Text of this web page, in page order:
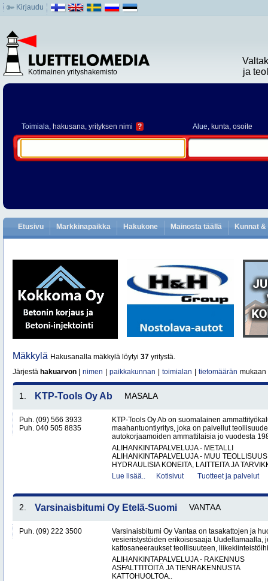
Kirjaudu
Kotimainen yrityshakemisto
ja
Toimiala, hakusana, yrityksen nimi ? Alue, kunta, osoite
Etusivu Markkinapaikka Hakukone Mainosta täällä Kunnat
Mäkkylä Hakusanalla mäkkylä löytyi 37 yritystä.
Järjestä hakuarvon nimen paikkakunnan toimialan tietomäärän mukaan
1. KTP-Tools Oy Ab MASALA
Puh. (09) 566 3933
Puh. 040 505 8835
KTP-Tools Oy Ab on suomalainen
maahantuontiyritys, joka on palvellut
autokorjaamoiden ammattilaisia jo vuodesta
ALIHANKINTAPALVELUJA - METALLI
ALIHANKINTAPALVELUJA - MUU TEOLLISUUS
HYDRAULISIA KONEITA, LAITTEITA JA
Lue lisää..
Kotisivut Tuotteet ja palvelut
2. Varsinaisbitumi Oy Etelä-Suomi VANTAA
Puh. (09) 222 3500
Varsinaisbitumi Oy Vantaa on tasakattojen ja
vesieristystöiden erikoisosaaja Uudellamaalla,
kattosaneeraukset teollisuuteen,
ALIHANKINTAPALVELUJA - RAKENNUS
ASFALTTITÖITÄ JA TIENRAKENNUSTA
KATTOHUOLTOA..